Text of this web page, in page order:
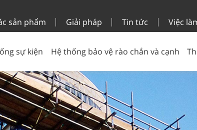
sản phẩm Giải pháp Tin tức Việc
sự kiện Hệ thống bảo vệ rào chắn và cạnh